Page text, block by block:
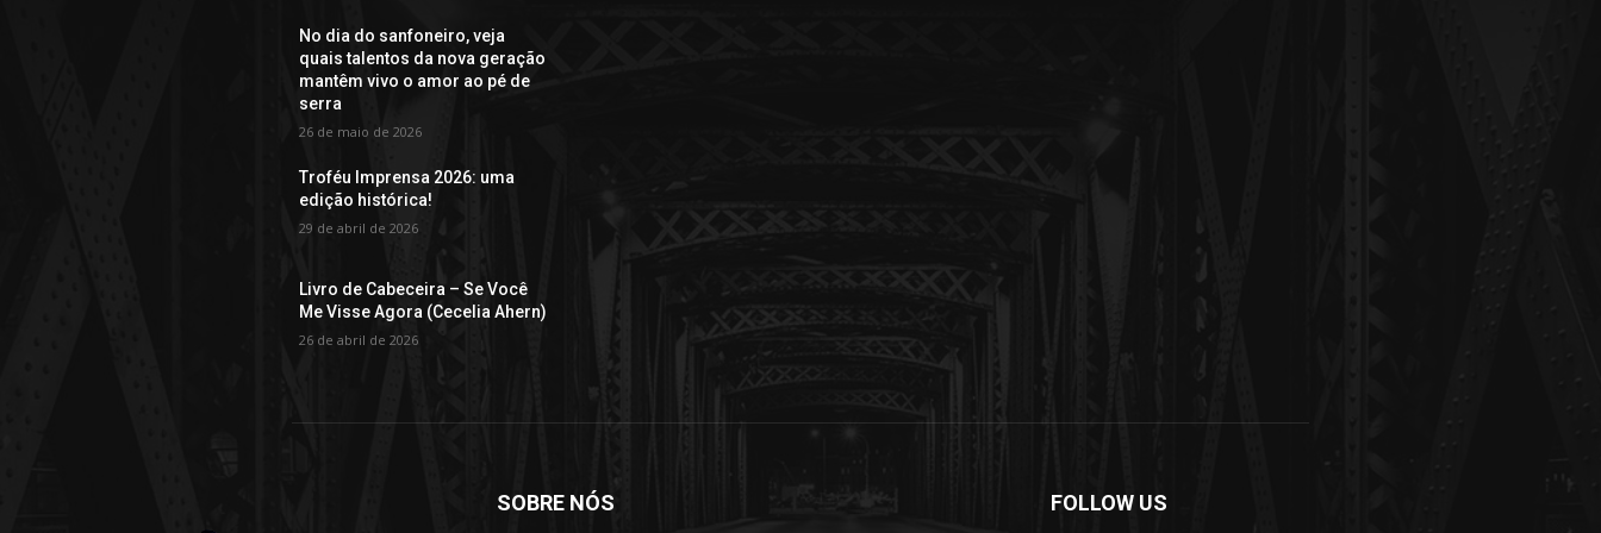
No dia do sanfoneiro, veja
quais talentos da nova geração
mantêm vivo o amor ao pé de
serra
26 de maio de 2026
Troféu Imprensa 2026: uma
edição histórica!
29 de abril de 2026
Livro de Cabeceira – Se Você
Me Visse Agora (Cecelia Ahern)
26 de abril de 2026
SOBRE NÓS FOLLOW US